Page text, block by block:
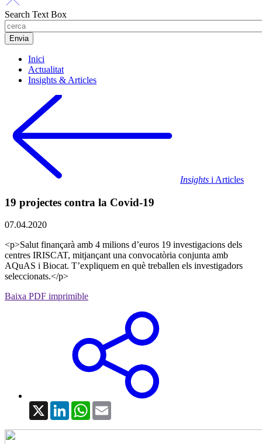
Search Text Box
Inici
Actualitat
Insights & Articles
Insights i Articles
19 projectes contra la Covid-19
07.04.2020
<p>Salut finançarà amb 4 milions d’euros 19 investigacions dels
centres IRISCAT, mitjançant una convocatòria conjunta amb
AQuAS i Biocat. T’expliquem en què treballen els investigadors
seleccionats.</p>
Baixa PDF imprimible
X LinkedInWhatsApp